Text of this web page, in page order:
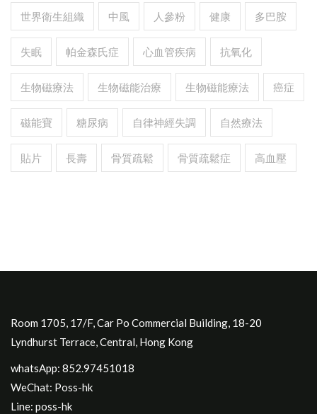
世界衛生組織 中風 人參粉 健康 多巴胺
失眠 帕金森氏症 心血管疾病 抗氧化
生物磁療法 生物磁能治療 生物磁能療法 癌症
磁能寶 糖尿病 自律神經失調 自然療法
貼片 長壽 骨質疏鬆 骨質疏鬆症 高血壓
Room 1705, 17/F, Car Po Commercial Building, 18-20
Lyndhurst Terrace, Central, Hong Kong
whatsApp: 852.97451018
WeChat: Poss-hk
Line: poss-hk